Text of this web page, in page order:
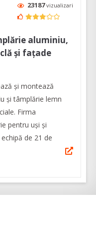
23187vizualizari
aluminiu,
și fațade
și montează
și tâmplărie lemn
Firma
pentru uși și
de 21 de